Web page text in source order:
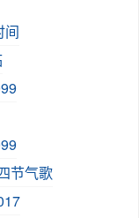
间
节气歌